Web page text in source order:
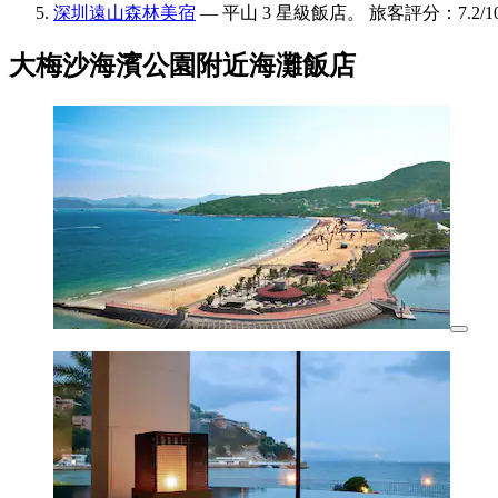
深圳遠山森林美宿 — 平山 3 星級飯店。 旅客評分：7.2/
大梅沙海濱公園附近海灘飯店